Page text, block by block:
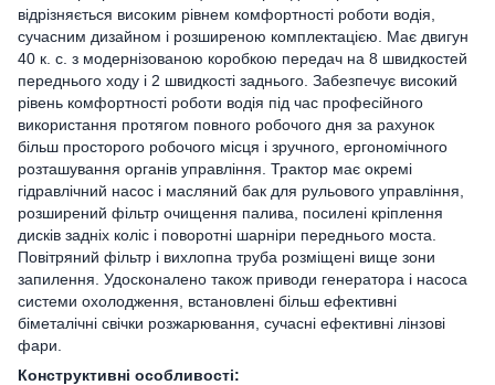
відрізняється високим рівнем комфортності роботи водія,
сучасним дизайном і розширеною комплектацією. Має двигун
40 к. с. з модернізованою коробкою передач на 8 швидкостей
переднього ходу і 2 швидкості заднього. Забезпечує високий
рівень комфортності роботи водія під час професійного
використання протягом повного робочого дня за рахунок
більш просторого робочого місця і зручного, ергономічного
розташування органів управління. Трактор має окремі
гідравлічний насос і масляний бак для рульового управління,
розширений фільтр очищення палива, посилені кріплення
дисків задніх коліс і поворотні шарніри переднього моста.
Повітряний фільтр і вихлопна труба розміщені вище зони
запилення. Удосконалено також приводи генератора і насоса
системи охолодження, встановлені більш ефективні
біметалічні свічки розжарювання, сучасні ефективні лінзові
фари.
Конструктивні особливості: